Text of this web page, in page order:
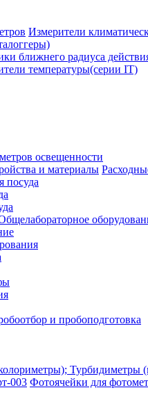
Измерители
ближнего радиуса
температуры(серии IT)
освещенности
посуда
и пробоподготовка
Фотоячейки для